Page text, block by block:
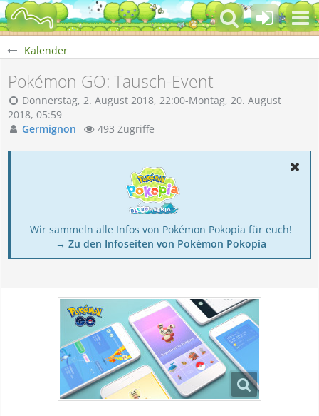
Kalender
Pokémon GO: Tausch-Event
Donnerstag, 2. August 2018, 22:00-Montag, 20. August
2018, 05:59
Germignon
493 Zugriffe
Wir sammeln alle Infos von Pokémon Pokopia für euch!
→ Zu den Infoseiten von Pokémon Pokopia